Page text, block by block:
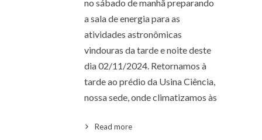
no sábado de manhã preparando
a sala de energia para as
atividades astronômicas
vindouras da tarde e noite deste
dia 02/11/2024. Retornamos à
tarde ao prédio da Usina Ciência,
nossa sede, onde climatizamos às
Read more